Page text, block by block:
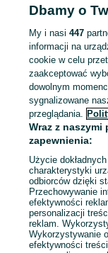
Produkty
Góra
KATEGORIA
ID:959454163
Wyślij
Dbamy o
My i nasi447
informacji na
cookie w celu
zaakceptować
dowolnym
sygnalizowane
przeglądania.
Wraz z naszymi
zapewnienia:
Użycie
charakterystyki
odbiorców dzięki
Przechowywanie
efektywności
personalizacji
reklam.
Wykorzystywanie
efektywności